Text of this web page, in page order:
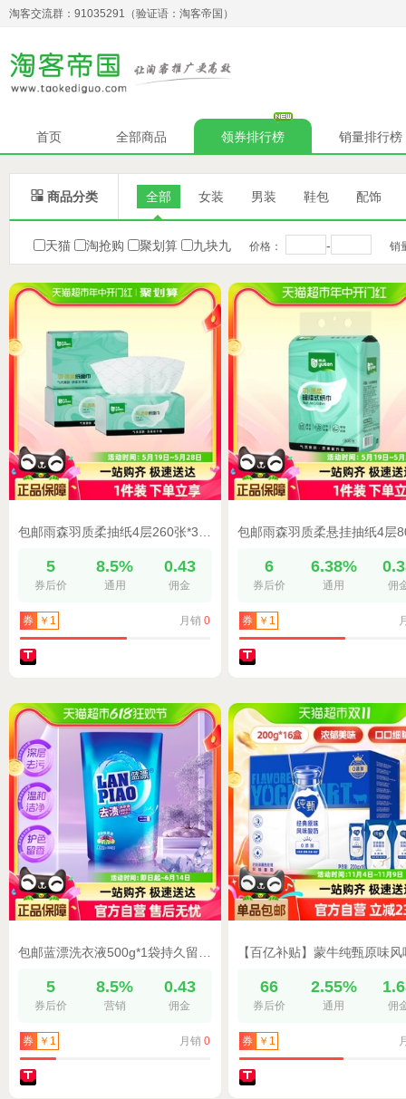
淘客交流群：91035291（验证语：淘客帝国）
首页 全部商品 领券排行榜 销量排行榜
 商品分类 全部 女装 男装 鞋包 配饰
天猫 淘抢购 聚划算 九块九 价格： - 销
5
券后价
8.5%
通用
0.43
佣金
券 ￥1 月销 0
6
券后价
6.38%
通用 佣
券 ￥1
5
券后价
8.5%
营销
0.43
佣金
券 ￥1 月销 0
66
券后价
2.55%
通用 佣
券 ￥1